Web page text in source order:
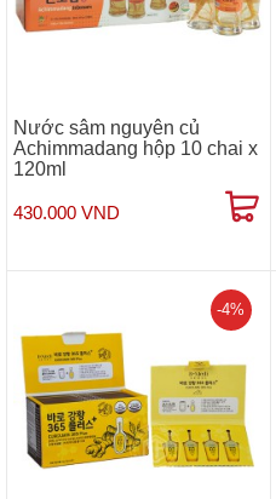
Nước sâm nguyên củ
Achimmadang hộp 10 chai x
120ml
430.000 VND
-4%